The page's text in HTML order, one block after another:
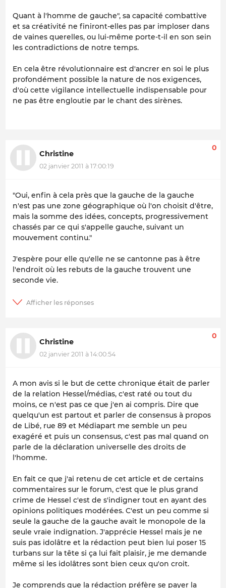
Quant à l'homme de gauche", sa capacité combattive
et sa créativité ne finiront-elles pas par imploser dans
de vaines querelles, ou lui-même porte-t-il en son sein
les contradictions de notre temps.
En cela être révolutionnaire est d'ancrer en soi le plus
profondément possible la nature de nos exigences,
d'où cette vigilance intellectuelle indispensable pour
ne pas être engloutie par le chant des sirènes.
Christine
02 janvier 2011 à 17:00:19
0
"Oui, enfin à cela près que la gauche de la gauche
n'est pas une zone géographique où l'on choisit d'être,
mais la somme des idées, concepts, progressivement
chassés par ce qui s'appelle gauche, suivant un
mouvement continu."
J'espère pour elle qu'elle ne se cantonne pas à être
l'endroit où les rebuts de la gauche trouvent une
seconde vie.
Christine
02 janvier 2011 à 14:00:54
0
A mon avis si le but de cette chronique était de parler
de la relation Hessel/médias, c'est raté ou tout du
moins, ce n'est pas ce que j'en ai compris. Dire que
quelqu'un est partout et parler de consensus à propos
de Libé, rue 89 et Médiapart me semble un peu
exagéré et puis un consensus, c'est pas mal quand on
parle de la déclaration universelle des droits de
l'homme.
En fait ce que j'ai retenu de cet article et de certains
commentaires sur le forum, c'est que le plus grand
crime de Hessel c'est de s'indigner tout en ayant des
opinions politiques modérées. C'est un peu comme si
seule la gauche de la gauche avait le monopole de la
seule vraie indignation. J'apprécie Hessel mais je ne
suis pas idolâtre et la rédaction peut bien lui poser 15
turbans sur la tête si ça lui fait plaisir, je me demande
même si les idolâtres sont bien ceux qu'on croit.
Je comprends que la rédaction préfère se payer la